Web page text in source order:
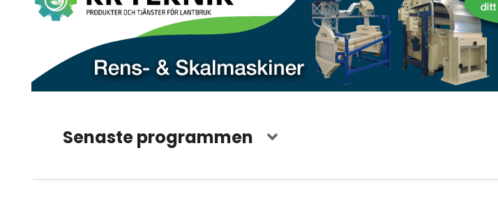
Senaste programmen